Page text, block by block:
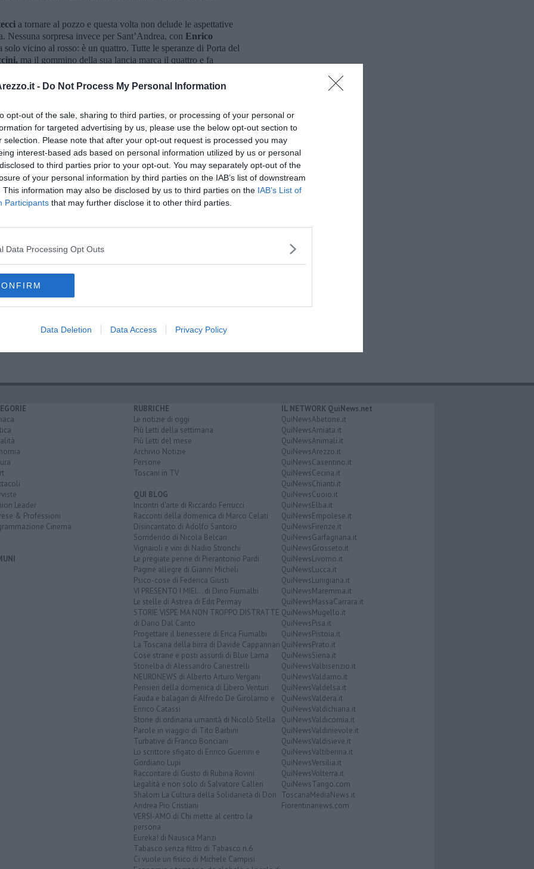
- Do Not Process My Personal Information
opt-out of the sale, sharing to third parties, or processing of your personal or
for targeted advertising by us, please use the below opt-out section to
selection. Please note that after your opt-out request is processed you may
interest-based ads based on personal information utilized by us or personal
to third parties prior to your opt-out. You may separately opt-out of the
of your personal information by third parties on the IAB’s list of downstream
This information may also be disclosed by us to third parties on the IAB’s List of
Participants that may further disclose it to other third parties.
Data Processing Opt Outs
Data Deletion Data Access Privacy Policy
a tornare al pozzo e questa volta non delude le aspettative
sorpresa invece per Sant’Andrea, con Enrico
vicino al rosso: è un quattro. Tutte le speranze di Porta del
ma il gommino della sua lancia marca il quattro e fa
Spirito, proprio perché nessun quartiere, dal 1931, era mai
anno. Sette vittorie nelle ultime 11 edizioni della Giostra:
iscriviti allaNewsletter QUInews - ToscanaMedia.
nella tua casella di posta.
giostra del saracino gregorio x
Leader
& Professioni
Cinema
RUBRICHE
Le notizie di oggi
Più Letti della settimana
Più Letti del mese
Archivio Notizie
Persone
Toscani in TV
QUI BLOG
Incontri d'arte di Riccardo Ferrucci
Racconti della domenica di Marco Celati
Disincantato di Adolfo Santoro
Sorridendo di Nicola Belcari
Vignaioli e vini di Nadio Stronchi
Le pregiate penne di Pierantonio Pardi
Pagine allegre di Gianni Micheli
Psico-cose di Federica Giusti
VI PRESENTO I MIEI... di Dino Fiumalbi
Le stelle di Astrea di Edit Permay
STORIE VISPE MA NON TROPPO DISTRATTE
di Dario Dal Canto
Progettare il benessere di Erica Fiumalbi
La Toscana della birra di Davide Cappannari
Cose strane e posti assurdi di Blue Lama
Storielba di Alessandro Canestrelli
NEURONEWS di Alberto Arturo Vergani
Pensieri della domenica di Libero Venturi
Fauda e balagan di Alfredo De Girolamo e
Enrico Catassi
Storie di ordinaria umanità di Nicolò Stella
Parole in viaggio di Tito Barbini
Turbative di Franco Bonciani
Lo scrittore sfigato di Enrico Guerrini e
Gordiano Lupi
Raccontare di Gusto di Rubina Rovini
Legalità e non solo di Salvatore Calleri
Shalom La Cultura della Solidarietà di Don
Andrea Pio Cristiani
VERSI-AMO di Chi mette al centro la
persona
Eureka! di Nausica Manzi
Tabasco senza filtro di Tabasco n.6
Ci vuole un fisico di Michele Campisi
IL NETWORK QuiNews.net
QuiNewsAbetone.it
QuiNewsAmiata.it
QuiNewsAnimali.it
QuiNewsArezzo.it
QuiNewsCasentino.it
QuiNewsCecina.it
QuiNewsChianti.it
QuiNewsCuoio.it
QuiNewsElba.it
QuiNewsEmpolese.it
QuiNewsFirenze.it
QuiNewsGarfagnana.it
QuiNewsGrosseto.it
QuiNewsLivorno.it
QuiNewsLucca.it
QuiNewsLunigiana.it
QuiNewsMaremma.it
QuiNewsMassaCarrara.it
QuiNewsMugello.it
QuiNewsPisa.it
QuiNewsPistoia.it
QuiNewsPrato.it
QuiNewsSiena.it
QuiNewsValbisenzio.it
QuiNewsValdarno.it
QuiNewsValdelsa.it
QuiNewsValdera.it
QuiNewsValdichiana.it
QuiNewsValdicornia.it
QuiNewsValdinievole.it
QuiNewsValdisieve.it
QuiNewsValtiberina.it
QuiNewsVersilia.it
QuiNewsVolterra.it
QuiNewsTango.com
ToscanaMediaNews.it
Fiorentinanews.com